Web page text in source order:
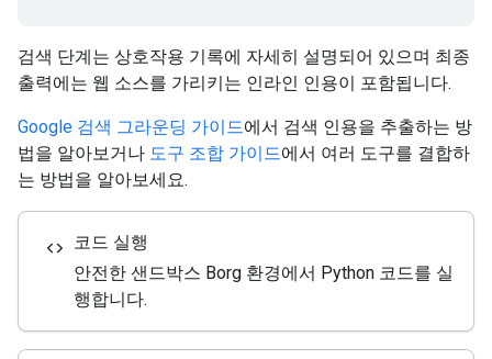
검색 단계는 상호작용 기록에 자세히 설명되어 있으며 최종
출력에는 웹 소스를 가리키는 인라인 인용이 포함됩니다.
Google 검색 그라운딩 가이드에서 검색 인용을 추출하는 방
법을 알아보거나 도구 조합 가이드에서 여러 도구를 결합하
는 방법을 알아보세요.
code 코드 실행
안전한 샌드박스 Borg 환경에서 Python 코드를 실
행합니다.